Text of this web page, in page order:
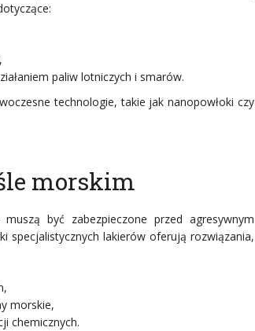
paliw lotniczych i smarów.
technologie, takie jak nanopowłoki czy
morskim
być zabezpieczone przed agresywnym
specjalistycznych lakierów oferują rozwiązania,
morskie,
chemicznych.